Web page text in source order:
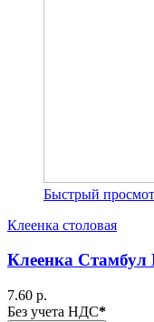
Быстрый
Клеенка столовая
Клеенка Стамбул
7.60 р.
Без учета НДС*